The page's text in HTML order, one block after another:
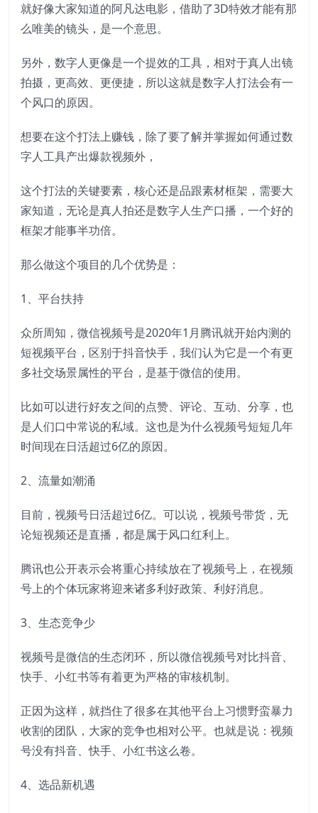
就好像大家知道的阿凡达电影，借助了3D特效才能有那
么唯美的镜头，是一个意思。
另外，数字人更像是一个提效的工具，相对于真人出镜
拍摄，更高效、更便捷，所以这就是数字人打法会有一
个风口的原因。
想要在这个打法上赚钱，除了要了解并掌握如何通过数
字人工具产出爆款视频外，
这个打法的关键要素，核心还是品跟素材框架，需要大
家知道，无论是真人拍还是数字人生产口播，一个好的
框架才能事半功倍。
那么做这个项目的几个优势是：
1、平台扶持
众所周知，微信视频号是2020年1月腾讯就开始内测的
短视频平台，区别于抖音快手，我们认为它是一个有更
多社交场景属性的平台，是基于微信的使用。
比如可以进行好友之间的点赞、评论、互动、分享，也
是人们口中常说的私域。这也是为什么视频号短短几年
时间现在日活超过6亿的原因。
2、流量如潮涌
目前，视频号日活超过6亿。可以说，视频号带货，无
论短视频还是直播，都是属于风口红利上。
腾讯也公开表示会将重心持续放在了视频号上，在视频
号上的个体玩家将迎来诸多利好政策、利好消息。
3、生态竞争少
视频号是微信的生态闭环，所以微信视频号对比抖音、
快手、小红书等有着更为严格的审核机制。
正因为这样，就挡住了很多在其他平台上习惯野蛮暴力
收割的团队，大家的竞争也相对公平。也就是说：视频
号没有抖音、快手、小红书这么卷。
4、选品新机遇